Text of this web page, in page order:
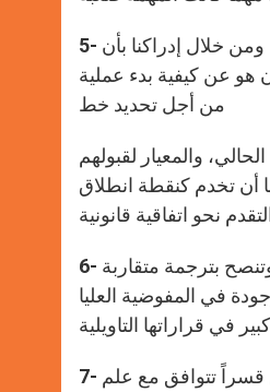
5- في عالمنا المترابط، نحن متصلون بجميع الأشخاص المتنقلين من خلال طبيعتنا الإنسانية المشتركة، ومن خلال إدراكنا بأن
هو عن كيفية بدء عملية
من أجل تحديد خط
والمعيار لقبولهم
أن تخدم كنقطة انطلاق
6- إن تجربة الأسرة الدولية بتطبيق الاتقاقيات القانونية الملزمة تظهر قيمة لجان الخبراء التي تراقب وتنصح بترجمة متقاربة
في المفوضية العليا
7- ختاماً، سيدي الرئيس، إن الجهود المستمرة للحفاظ على حقوق الإنسان الخاصة بالأشخاص المتنقلين قسراً تتوافق مع علم